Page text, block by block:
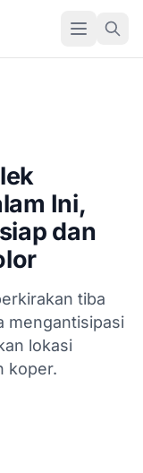
Ini,
dan
tiba
mengantisipasi
lokasi
koper.